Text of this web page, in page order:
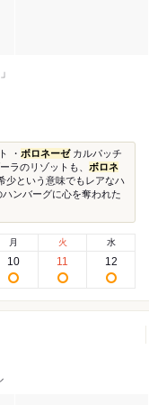
・ ボロネーゼカルパッチ
ラのリゾットも、 ボロネ
少という意味でもレアなハ
ンバーグに心を奪われた
月
10
火
11
水
12